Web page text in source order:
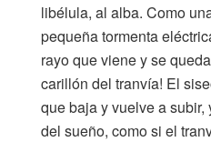
libélula, al alba. Como
pequeña tormenta
rayo que viene y se
carillón del tranvía! El
que baja y vuelve a
del sueño, como si el